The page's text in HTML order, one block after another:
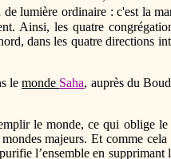
de lumière ordinaire : c'est la
Ainsi, les quatre
dans les quatre directions
lemonde Saha, auprès du
le monde, ce qui oblige
mondes majeurs. Et comme
l’ensemble en supprimant